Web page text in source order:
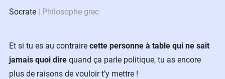
Socrate Philosophe grec
Et si tu es au contraire cette personne à table qui ne sait
jamais quoi dire quand ça parle politique, tu as encore
plus de raisons de vouloir t’y mettre !